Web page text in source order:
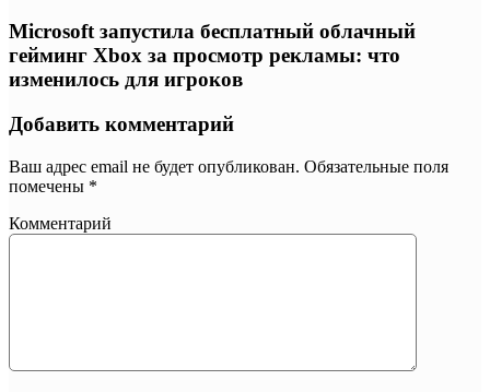
Microsoft запустила бесплатный облачный
гейминг Xbox за просмотр рекламы: что
изменилось для игроков
Добавить комментарий
Ваш адрес email не будет опубликован. Обязательные поля
помечены *
Комментарий